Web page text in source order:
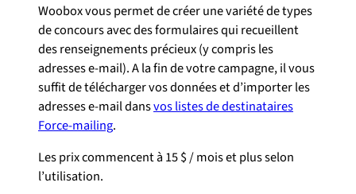
Woobox vous permet de créer une variété de types
de concours avec des formulaires qui recueillent
des renseignements précieux (y compris les
adresses e-mail). A la fin de votre campagne, il vous
suffit de télécharger vos données et d’importer les
adresses e-mail dansvos listes de destinataires
Force-mailing.
Les prix commencent à 15 $ / mois et plus selon
l’utilisation.